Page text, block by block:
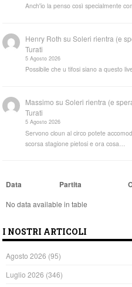
Anch'io la penso così specialmente
Henry Roth suSoleri rientra (e
Turati
5 Agosto 2026
Possibile che u tifosi siano a questo
Massimo suSoleri rientra (e
Turati
5 Agosto 2026
Servono cloun al circo potete
scorsa stagione pietosi e ora cosa…
Data Partita
No data available in table
I NOSTRI ARTICOLI
Agosto 2026 (95)
Luglio 2026 (346)